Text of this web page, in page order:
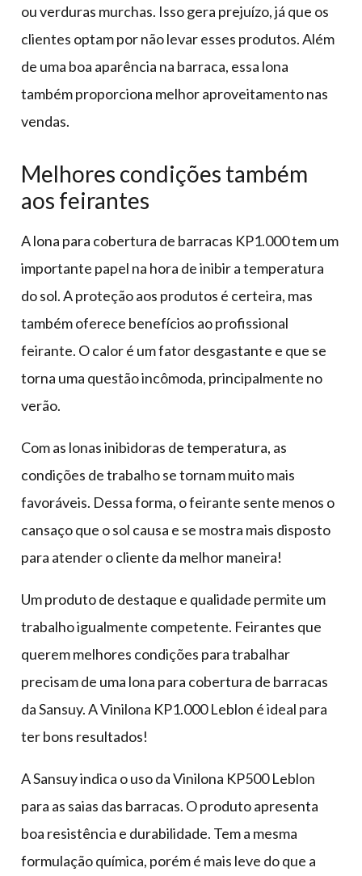
ou verduras murchas. Isso gera prejuízo, já que os
clientes optam por não levar esses produtos. Além
de uma boa aparência na barraca, essa lona
também proporciona melhor aproveitamento nas
vendas.
Melhores condições também
aos feirantes
A lona para cobertura de barracas KP1.000 tem um
importante papel na hora de inibir a temperatura
do sol. A proteção aos produtos é certeira, mas
também oferece benefícios ao profissional
feirante. O calor é um fator desgastante e que se
torna uma questão incômoda, principalmente no
verão.
Com as lonas inibidoras de temperatura, as
condições de trabalho se tornam muito mais
favoráveis. Dessa forma, o feirante sente menos o
cansaço que o sol causa e se mostra mais disposto
para atender o cliente da melhor maneira!
Um produto de destaque e qualidade permite um
trabalho igualmente competente. Feirantes que
querem melhores condições para trabalhar
precisam de uma lona para cobertura de barracas
da Sansuy. A Vinilona KP1.000 Leblon é ideal para
ter bons resultados!
A Sansuy indica o uso da Vinilona KP500 Leblon
para as saias das barracas. O produto apresenta
boa resistência e durabilidade. Tem a mesma
formulação química, porém é mais leve do que a